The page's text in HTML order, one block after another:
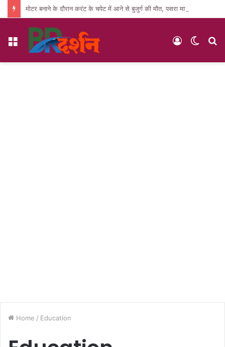
मोटर बनाने के दौरान करंट के चपेट में आने से बुजुर्ग की मौत, पसरा मातम
Menu
Switch
Log
Home / Education